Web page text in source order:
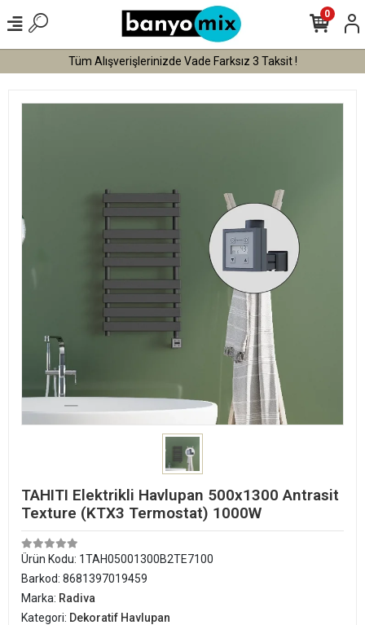
Tüm Alışverişlerinizde Vade Farksız 3 Taksit !
0
TAHITI Elektrikli Havlupan 500x1300 Antrasit
Texture (KTX3 Termostat) 1000W
Ürün Kodu: 1TAH05001300B2TE7100
Barkod: 8681397019459
Marka: Radiva
Kategori: Dekoratif Havlupan